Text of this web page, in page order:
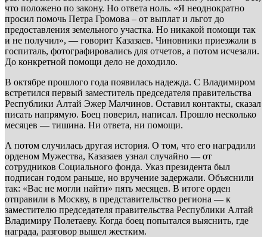
что положено по закону. Но ответа ноль. «Я неоднократно
просил помочь Петра Громова – от выплат и льгот до
предоставления земельного участка. Но никакой помощи так
и не получил», — говорит Казазаев. Чиновники приезжали в
госпиталь, фотографировались для отчетов, а потом исчезали.
До конкретной помощи дело не доходило.
В октябре прошлого года появилась надежда. С Владимиром
встретился первый заместитель председателя правительства
Республики Алтай Эжер Малчинов. Оставил контакты, сказал
писать напрямую. Боец поверил, написал. Прошло несколько
месяцев — тишина. Ни ответа, ни помощи.
А потом случилась другая история. О том, что его наградили
орденом Мужества, Казазаев узнал случайно — от
сотрудников Социального фонда. Указ президента был
подписан годом раньше, но вручение задержали. Объяснили
так: «Вас не могли найти» пять месяцев. В итоге орден
отправили в Москву, в представительство региона — к
заместителю председателя правительства Республики Алтай
Владимиру Полетаеву. Когда боец попытался выяснить, где
награда, разговор вышел жестким.